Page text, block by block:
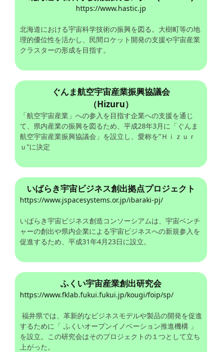
https://www.hastic.jp
北海道における宇宙科学技術の振興を図る。大樹町等の地
理的優位性を活かし、民間ロケット開発の支援や宇宙産業
クラスターの形成を目指す。
ぐんま航空宇宙産業振興協議会
（Hizuru）
「航空宇宙産業」への参入を目指す企業への支援を通じ
て、県内産業の振興を図るため、平成28年3月に「ぐんま
航空宇宙産業振興協議会」を設立し、愛称を”Ｈｉｚｕｒ
ｕ”に決定
いばらき宇宙ビジネス創出拠点プロジェクト
https://www.jspacesystems.or.jp/ibaraki-pj/
いばらき宇宙ビジネス創造コンソーシアムは、宇宙ベンチ
ャーの創出や県内企業による宇宙ビジネスへの新規参入を
促進するため、平成31年4月23日に設立。
ふくい宇宙産業創出研究会
https://www.fklab.fukui.fukui.jp/kougi/foip/sp/
福井県では、革新的なビジネスモデルや製品の開発を促進
するために「 ふくいオープンイノベーション推進機構 」
を設立。この研究会はそのプロジェクトの１つとして立ち
上がった。